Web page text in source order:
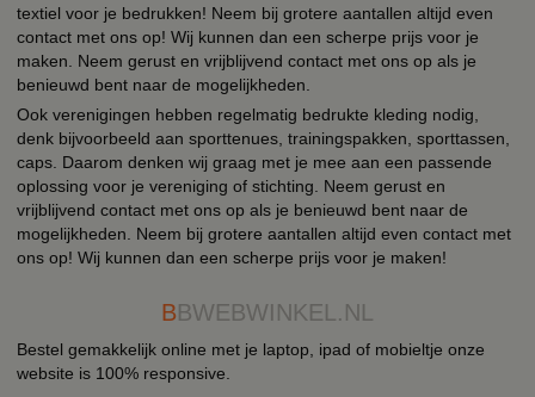
textiel voor je bedrukken! Neem bij grotere aantallen altijd even
contact met ons op! Wij kunnen dan een scherpe prijs voor je
maken. Neem gerust en vrijblijvend contact met ons op als je
benieuwd bent naar de mogelijkheden.
Ook verenigingen hebben regelmatig bedrukte kleding nodig,
denk bijvoorbeeld aan sporttenues, trainingspakken, sporttassen,
caps. Daarom denken wij graag met je mee aan een passende
oplossing voor je vereniging of stichting. Neem gerust en
vrijblijvend contact met ons op als je benieuwd bent naar de
mogelijkheden. Neem bij grotere aantallen altijd even contact met
ons op! Wij kunnen dan een scherpe prijs voor je maken!
BBWEBWINKEL.NL
Bestel gemakkelijk online met je laptop, ipad of mobieltje onze
website is 100% responsive.